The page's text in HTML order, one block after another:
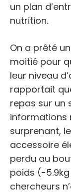
un plan
nutrition.
On a prêté
moitié pour
leur niveau
rapportait
repas sur un
informations
surprenant,
accessoire
perdu au
poids (-5.9kg
chercheurs